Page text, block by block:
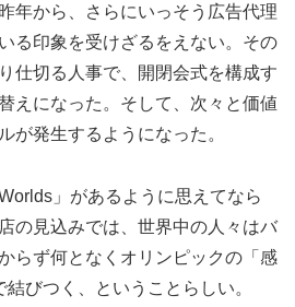
年から、さらにいっそう広告代理
る印象を受けざるをえない。その
仕切る人事で、開閉会式を構成す
えになった。そして、次々と価値
が発生するようになった。
」があるように思えてなら
の見込みでは、世界中の人々はバ
らず何となくオリンピックの「感
びつく、ということらしい。